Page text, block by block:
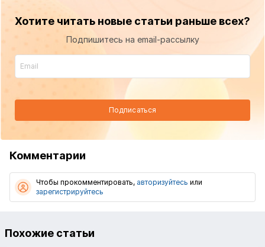
Хотите читать новые статьи раньше всех?
Подпишитесь на email-рассылку
Подписаться
Комментарии
Чтобы прокомментировать, авторизуйтесь или
зарегистрируйтесь
Похожие статьи